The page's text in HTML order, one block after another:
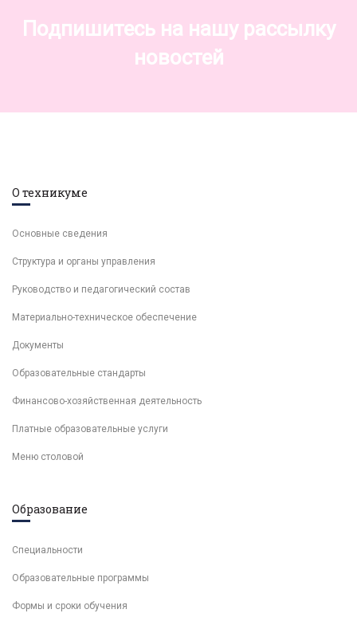
Подпишитесь на нашу рассылку
новостей
О техникуме
Основные сведения
Структура и органы управления
Руководство и педагогический состав
Материально-техническое обеспечение
Документы
Образовательные стандарты
Финансово-хозяйственная деятельность
Платные образовательные услуги
Меню столовой
Образование
Специальности
Образовательные программы
Формы и сроки обучения